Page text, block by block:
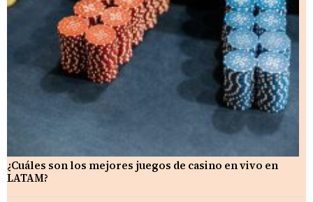
¿Cuáles son los mejores juegos de casino en vivo en
LATAM?